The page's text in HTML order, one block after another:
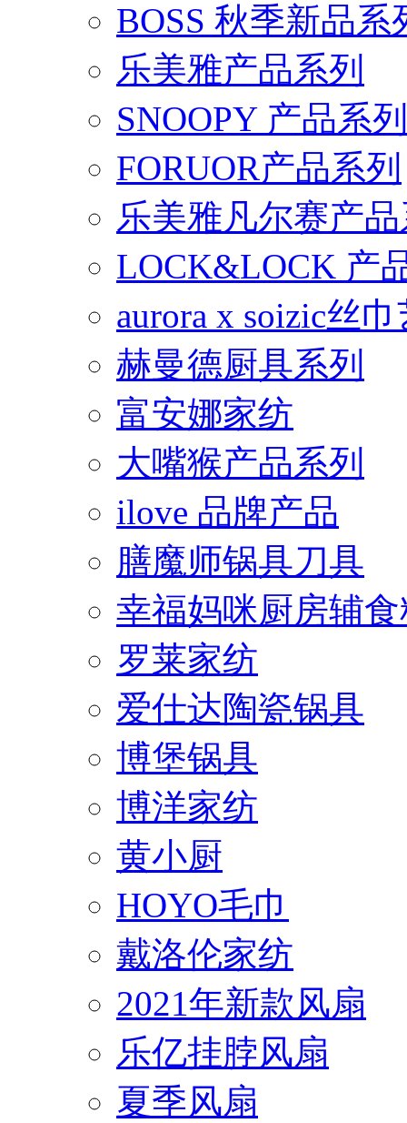
BOSS 秋季新品系
乐美雅产品系列
SNOOPY 产品系列
FORUOR产品系列
乐美雅凡尔赛产
LOCK&LOCK 产
aurora x soizic丝
赫曼德厨具系列
富安娜家纺
大嘴猴产品系列
ilove 品牌产品
膳魔师锅具刀具
幸福妈咪厨房辅
罗莱家纺
爱仕达陶瓷锅具
博堡锅具
博洋家纺
黄小厨
HOYO毛巾
戴洛伦家纺
2021年新款风扇
乐亿挂脖风扇
夏季风扇